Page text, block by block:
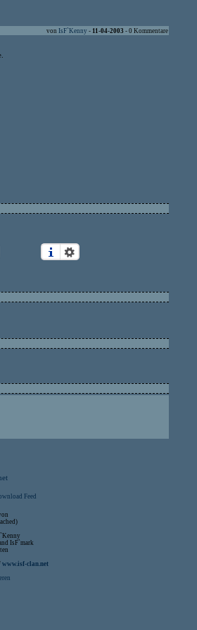
von IsF`Kenny - 11-04-2003 - 0 Kommentare
IsF`mark
www.isf-clan.net